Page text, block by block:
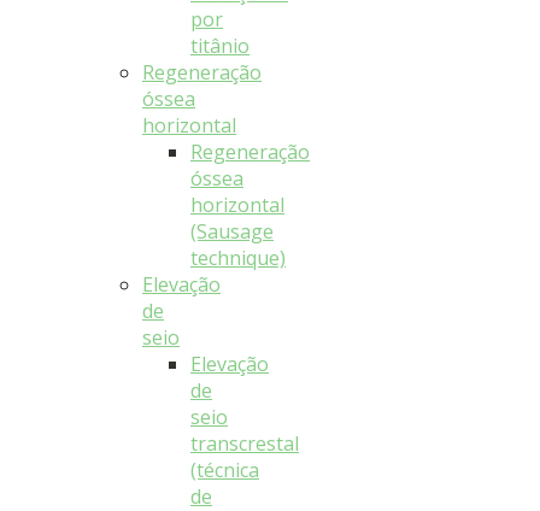
por
titânio
Regeneração
óssea
horizontal
Regeneração
óssea
horizontal
(Sausage
technique)
Elevação
de
seio
Elevação
de
seio
transcrestal
(técnica
de